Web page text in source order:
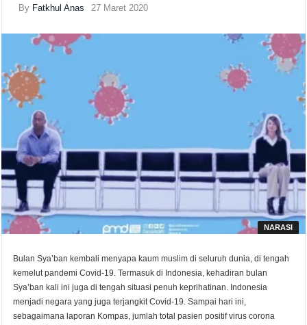
By Fatkhul Anas 27 Maret 2020
NARASI
Bulan Sya’ban kembali menyapa kaum muslim di seluruh dunia, di tengah
kemelut pandemi Covid-19. Termasuk di Indonesia, kehadiran bulan
Sya’ban kali ini juga di tengah situasi penuh keprihatinan. Indonesia
menjadi negara yang juga terjangkit Covid-19. Sampai hari ini,
sebagaimana laporan Kompas, jumlah total pasien positif virus corona